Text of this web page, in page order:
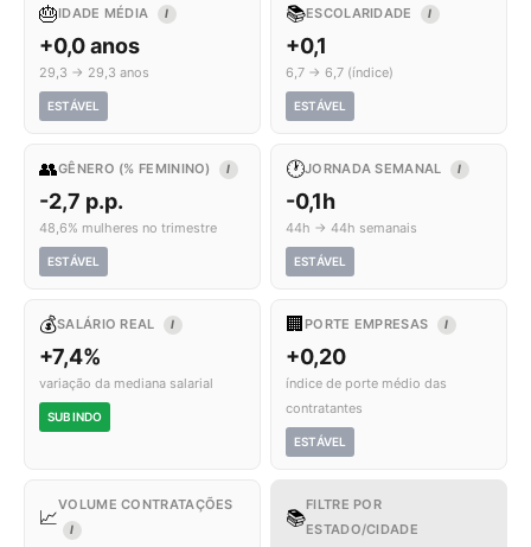
🎂IDADE MÉDIA I
+0,0 anos
29,3 → 29,3 anos
ESTÁVEL
📚ESCOLARIDADE I
+0,1
6,7 → 6,7 (índice)
ESTÁVEL
👥GÊNERO (% FEMININO) I
-2,7 p.p.
48,6% mulheres no trimestre
ESTÁVEL
🕐JORNADA SEMANAL I
-0,1h
44h → 44h semanais
ESTÁVEL
💰SALÁRIO REAL I
+7,4%
variação da mediana salarial
SUBINDO
🏢 PORTE EMPRESAS I
+0,20
índice de porte médio das
contratantes
ESTÁVEL
📈
VOLUME CONTRATAÇÕES
I
📚
FILTRE POR
ESTADO/CIDADE